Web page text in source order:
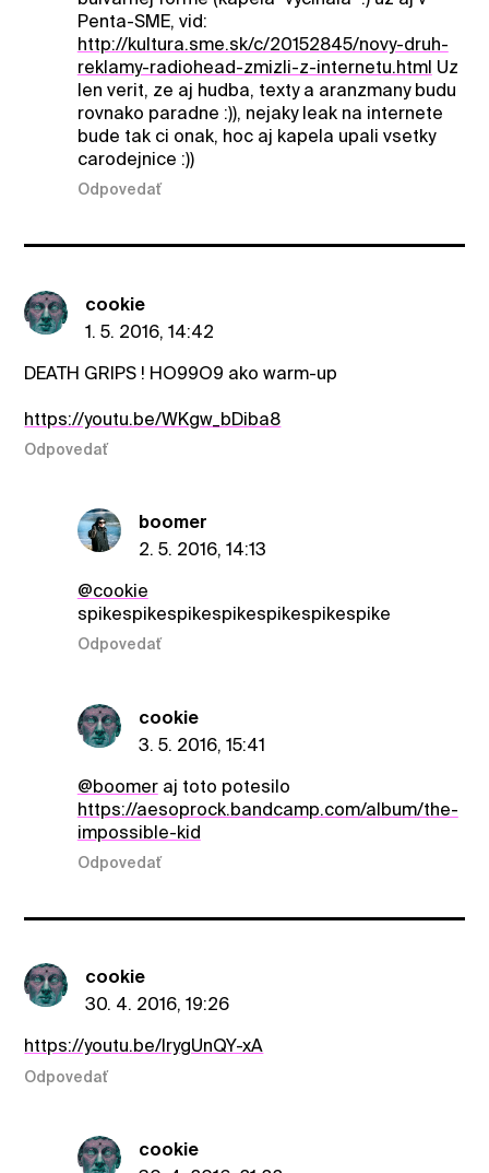
Penta-SME, vid:
http://kultura.sme.sk/c/20152845/novy-druh-
reklamy-radiohead-zmizli-z-internetu.html Uz
len verit, ze aj hudba, texty a aranzmany budu
rovnako paradne :)), nejaky leak na internete
bude tak ci onak, hoc aj kapela upali vsetky
carodejnice :))
Odpovedať
cookie
1. 5. 2016, 14:42
DEATH GRIPS ! HO99O9 ako warm-up
https://youtu.be/WKgw_bDiba8
Odpovedať
boomer
2. 5. 2016, 14:13
@cookie
spikespikespikespikespikespikespike
Odpovedať
cookie
3. 5. 2016, 15:41
@boomeraj toto potesilo
https://aesoprock.bandcamp.com/album/the-
impossible-kid
Odpovedať
cookie
30. 4. 2016, 19:26
https://youtu.be/IrygUnQY-xA
Odpovedať
cookie